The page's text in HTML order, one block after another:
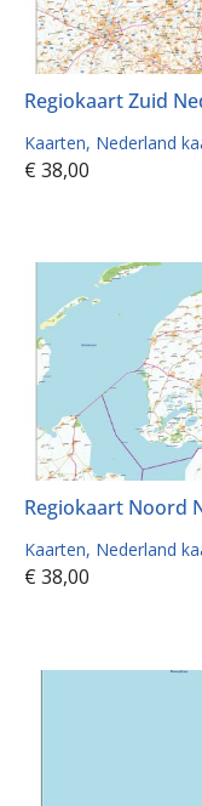
Regiokaart Zuid
Kaarten Nederland
€ 38,00
Regiokaart Noord
Kaarten Nederland
€ 38,00